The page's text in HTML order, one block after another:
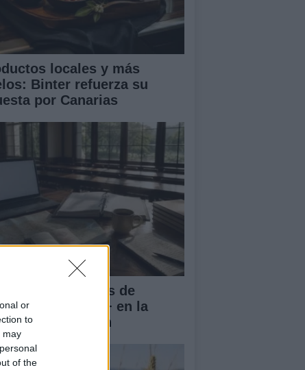
or
to
may
of the
locales y más
Binter refuerza su
por Canarias
Nacionales de
Erasmus+ en la
de Jaén